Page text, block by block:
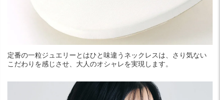
定番の一粒ジュエリーとはひと味違うネックレスは、さり気ない
こだわりを感じさせ、大人のオシャレを実現します。